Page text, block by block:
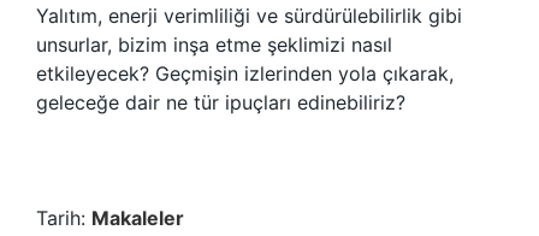
Yalıtım, enerji verimliliği ve sürdürülebilirlik gibi
unsurlar, bizim inşa etme şeklimizi nasıl
etkileyecek? Geçmişin izlerinden yola çıkarak,
geleceğe dair ne tür ipuçları edinebiliriz?
Tarih: Makaleler